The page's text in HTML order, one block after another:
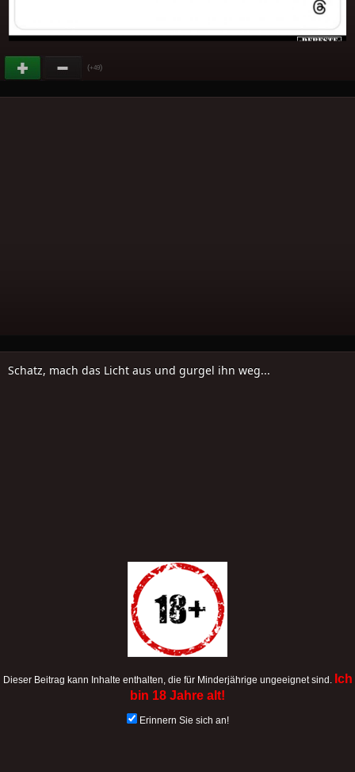
(+49)
Schatz, mach das Licht aus und gurgel ihn weg...
Dieser Beitrag kann Inhalte enthalten, die für Minderjährige ungeeignet sind. Ich
bin 18 Jahre alt!
Erinnern Sie sich an!